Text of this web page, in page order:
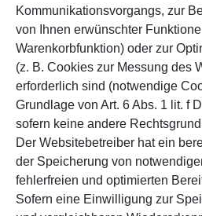
Kommunikationsvorgangs, zur
von Ihnen erwünschter
Warenkorbfunktion) oder zur
(z. B. Cookies zur Messung des
erforderlich sind (notwendige
Grundlage von Art. 6 Abs. 1 lit. f
sofern keine andere
Der Websitebetreiber hat ein
der Speicherung von
fehlerfreien und optimierten
Sofern eine Einwilligung zur